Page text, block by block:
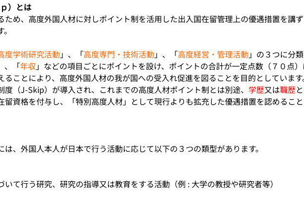
）とは
ため、高度外国人材に対しポイント制を活用した出入国在留管理上の優遇措置を講
度学術研究活動 」、「高度専門・技術活動 」、「高度経営・管理活動 」の３つに分
、「年収 」などの項目ごとにポイントを設け、ポイントの合計が一定点数（７０点
ことにより、高度外国人材の我が国への受入れ促進を図ることを目的としています
（J-Skip）が導入され、これまでの高度人材ポイント制とは別途、 学歴又は職歴と
資格を付与し、「特別高度人材」として現行よりも拡充した優遇措置を認めること
、外国人本人が日本で行う活動に応じて以下の３つの類型があります。
て行う研究、研究の指導又は教育をする活動（例 : 大学の教授や研究者等）